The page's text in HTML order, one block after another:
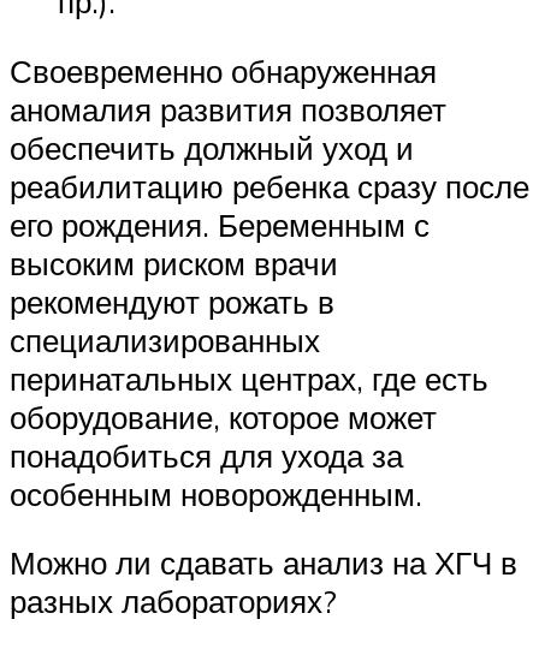
Своевременно обнаруженная
аномалия развития позволяет
обеспечить должный уход и
реабилитацию ребенка сразу после
его рождения. Беременным с
высоким риском врачи
рекомендуют рожать в
специализированных
перинатальных центрах, где есть
оборудование, которое может
понадобиться для ухода за
особенным новорожденным.
Можно ли сдавать анализ на ХГЧ в
разных лабораториях?